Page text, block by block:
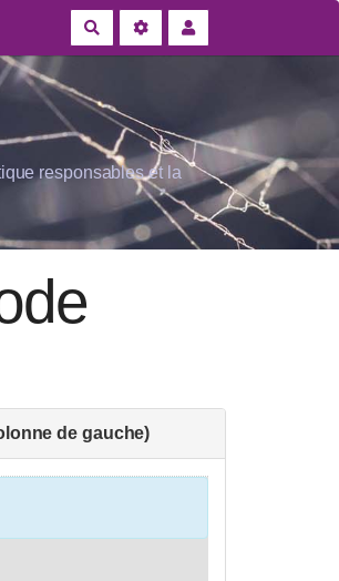
Rechercher
responsables et la
de gauche)